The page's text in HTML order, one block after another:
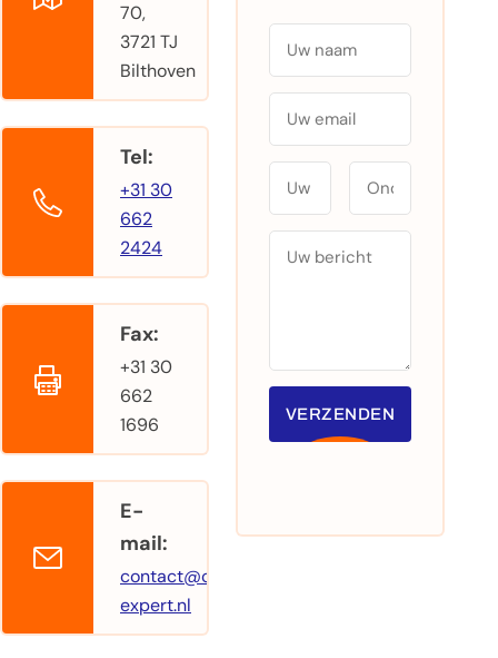
70,
3721 TJ
Bilthoven
Tel:
+31 30
662
2424
Fax:
+31 30
662
1696
E-
mail:
contact@contra-
expert.nl
Stuur een bericht
VERZENDEN